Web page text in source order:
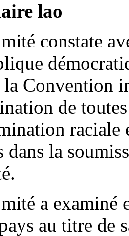
lao
constate
Convention
de
raciale
dans la
a examiné
au titre de